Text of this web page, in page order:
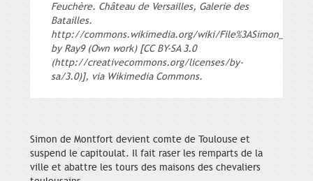
Feuchère. Château de Versailles, Galerie des
Batailles.
http://commons.wikimedia.org/wiki/
by Ray9 (Own work) [CC BY-SA 3.0
(http://creativecommons.org/licenses/by-
sa/3.0)], via Wikimedia Commons.
Simon de Montfort devient comte de Toulouse et
suspend le capitoulat. Il fait raser les remparts de la
ville et abattre les tours des maisons des chevaliers